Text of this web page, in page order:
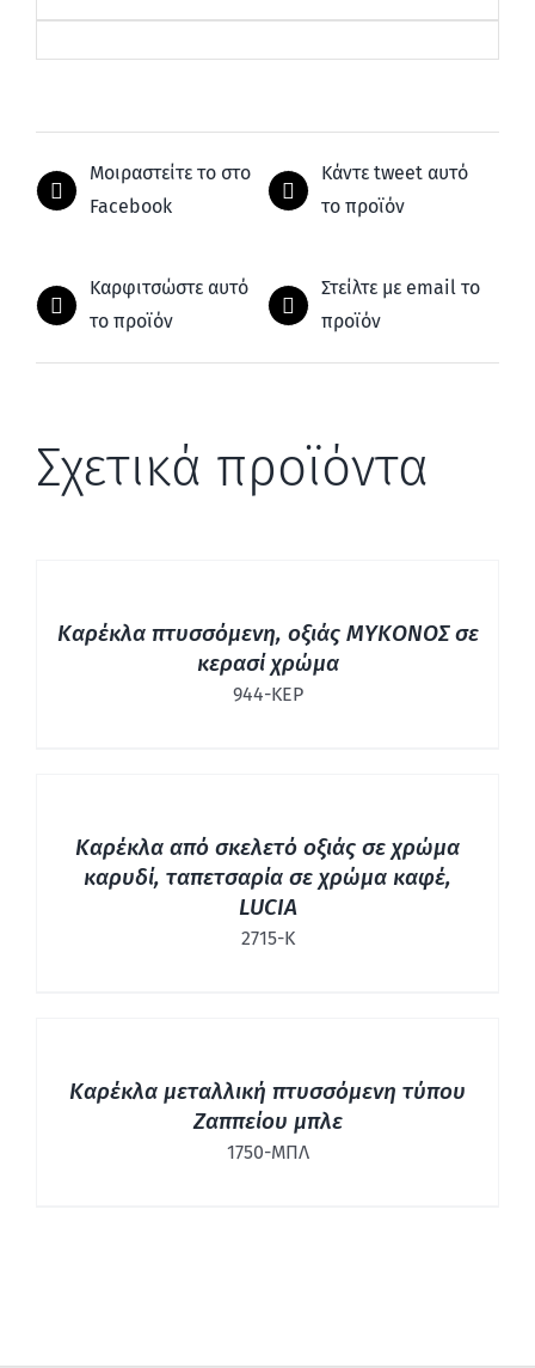
Μοιραστείτε το στο
Facebook
Κάντε tweet αυτό
το προϊόν
Καρφιτσώστε αυτό
το προϊόν
Στείλτε με email το
προϊόν
Σχετικά προϊόντα
Καρέκλα πτυσσόμενη, οξιάς ΜΥΚΟΝΟΣ σε
κερασί χρώμα
944-ΚΕΡ
Καρέκλα από σκελετό οξιάς σε χρώμα
καρυδί, ταπετσαρία σε χρώμα καφέ,
LUCIA
2715-Κ
Καρέκλα μεταλλική πτυσσόμενη τύπου
Ζαππείου μπλε
1750-ΜΠΛ